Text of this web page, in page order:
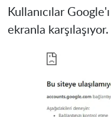
Kullanıcılar
ekranla karşılaşıyor.